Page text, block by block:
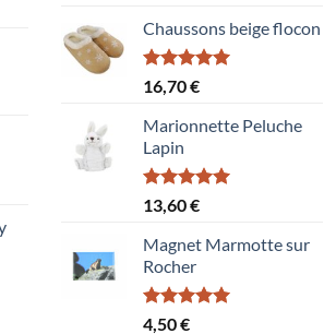
Chaussons beige flocon
Note5.00
sur 5
16,70€
Marionnette Peluche
Lapin
Note5.00
sur 5
13,60€
Magnet Marmotte sur
Rocher
Note5.00
4,50€